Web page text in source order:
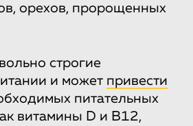
орехов, пророщенных
строгие
и может привести
питательных
витамины D и B12,